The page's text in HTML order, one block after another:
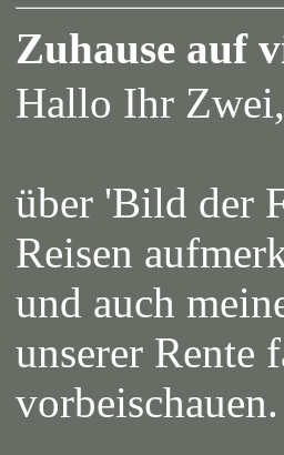
Zuhause auf
Hallo Ihr Zwei,
über 'Bild der
Reisen
und auch
unserer Rente